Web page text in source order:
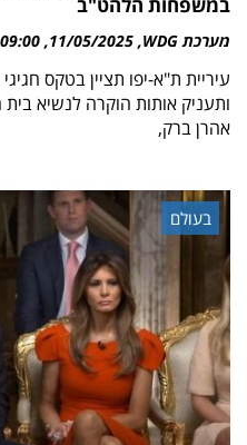
מערכת WDG 11/05/2025
09:00
ותעניק אותות הוקרה לנשיא
אהרן ברק,
בעולם